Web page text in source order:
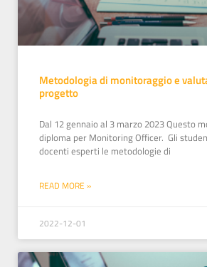
Metodologia di monitoraggio e
progetto
Dal 12 gennaio al 3 marzo 2023 Questo
diploma per Monitoring Officer. Gli
docenti esperti le metodologie di
READ MORE »
2022-12-01